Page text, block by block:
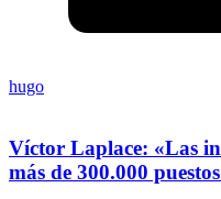
hugo
Víctor Laplace: «Las
más de 300.000